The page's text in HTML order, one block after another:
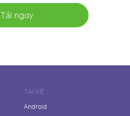
Tải ngay
TẢI VỀ
Android